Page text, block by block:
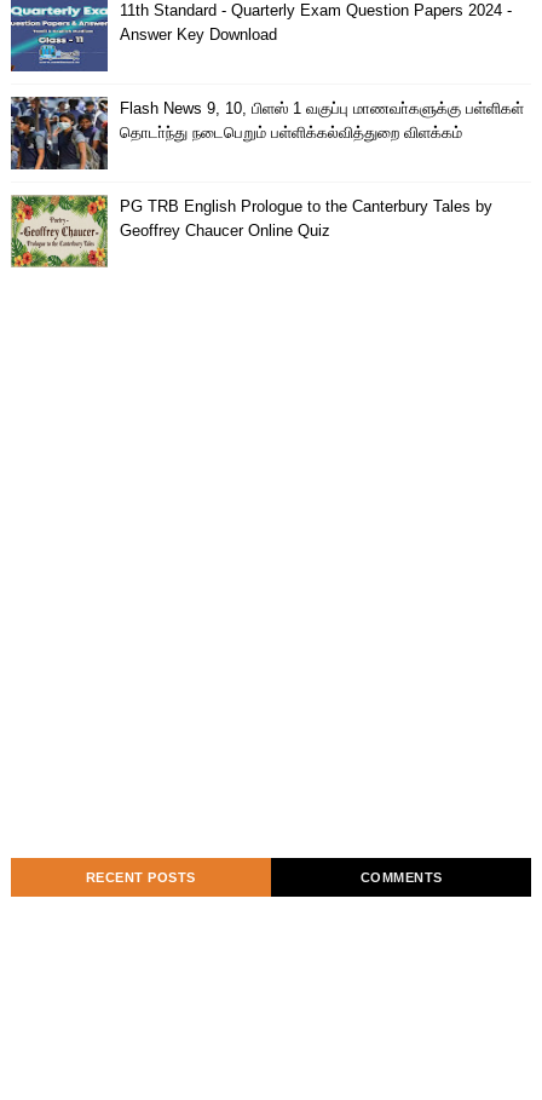
11th Standard - Quarterly Exam Question Papers 2024 -
Answer Key Download
Flash News 9, 10, பிளஸ் 1 வகுப்பு மாணவா்களுக்கு பள்ளிகள்
தொடா்ந்து நடைபெறும் பள்ளிக்கல்வித்துறை விளக்கம்
PG TRB English Prologue to the Canterbury Tales by
Geoffrey Chaucer Online Quiz
RECENT POSTS COMMENTS